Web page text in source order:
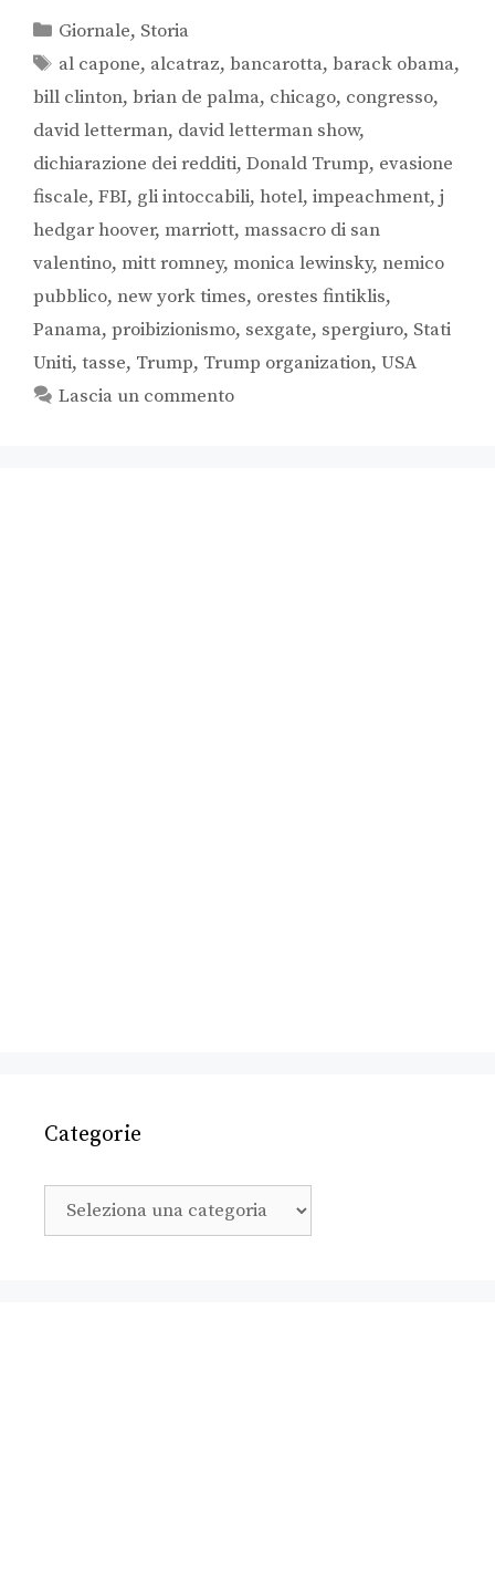
Giornale, Storia
al capone, alcatraz,bancarotta,barack obama,
bill clinton, brian de palma, chicago, congresso,
david letterman, david letterman show,
dichiarazione dei redditi, Donald Trump, evasione
fiscale, FBI, gli intoccabili, hotel, impeachment, j
hedgar hoover, marriott, massacro di san
valentino, mitt romney, monica lewinsky, nemico
pubblico, new york times, orestes fintiklis,
Panama, proibizionismo, sexgate, spergiuro, Stati
Uniti, tasse, Trump, Trump organization, USA
Lascia un commento
Categorie